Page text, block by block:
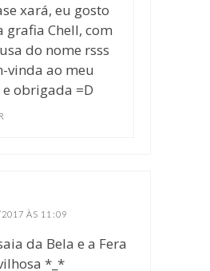
xará, eu gosto
grafia Chell, com
do nome rsss
vinda ao meu
obrigada =D
ÀS 11:09
da Bela e a Fera
*_*